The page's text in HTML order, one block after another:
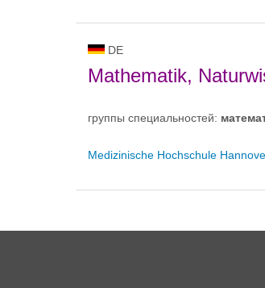
DE
Mathematik,
группы специальностей:
Medizinische Hochschule